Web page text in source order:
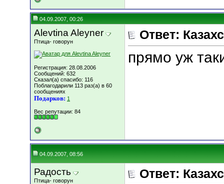
04.09.2007, 00:26
Alevtina Aleyner
Птица- говорун
Регистрация: 28.08.2006
Сообщений: 632
Сказал(а) спасибо: 116
Поблагодарили 113 раз(а) в 60
сообщениях
Подарков: 1
Вес репутации: 84
Ответ:
прямо уж
04.09.2007, 08:56
Радость
Птица- говорун Ответ: